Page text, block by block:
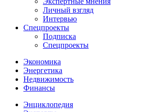
Личный взгляд
Интервью
Спецпроекты
Подписка
Спецпроекты
Экономика
Энергетика
Недвижимость
Финансы
Энциклопедия